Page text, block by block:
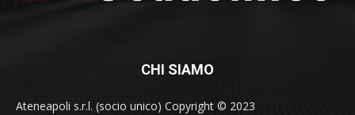
CHI SIAMO
Ateneapoli s.r.l. (socio unico) Copyright © 2023